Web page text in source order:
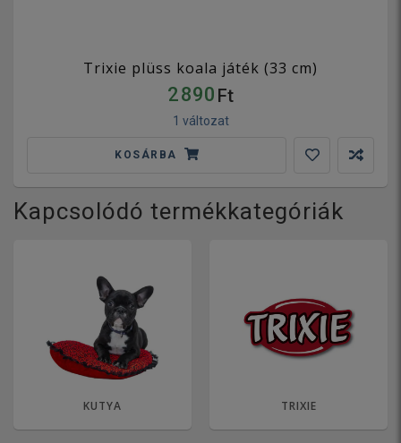
Trixie plüss koala játék (33 cm)
2 890 Ft
1 változat
KOSÁRBA
Kapcsolódó termékkategóriák
KUTYA TRIXIE